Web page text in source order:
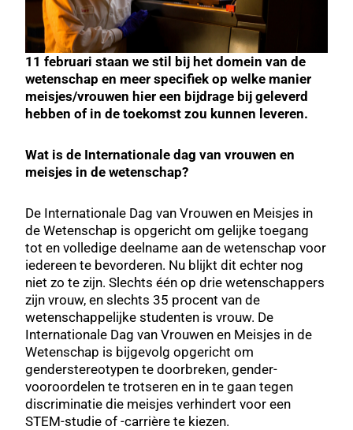
11 februari staan we stil bij het domein van de
wetenschap en meer specifiek op welke manier
meisjes/vrouwen hier een bijdrage bij geleverd
hebben of in de toekomst zou kunnen leveren.
Wat is de Internationale dag van vrouwen en
meisjes in de wetenschap?
De Internationale Dag van Vrouwen en Meisjes in
de Wetenschap is opgericht om gelijke toegang
tot en volledige deelname aan de wetenschap voor
iedereen te bevorderen. Nu blijkt dit echter nog
niet zo te zijn. Slechts één op drie wetenschappers
zijn vrouw, en slechts 35 procent van de
wetenschappelijke studenten is vrouw. De
Internationale Dag van Vrouwen en Meisjes in de
Wetenschap is bijgevolg opgericht om
genderstereotypen te doorbreken, gender-
vooroordelen te trotseren en in te gaan tegen
discriminatie die meisjes verhindert voor een
STEM-studie of -carrière te kiezen.